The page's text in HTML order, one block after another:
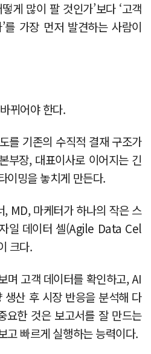
게 많이 팔 것인가’보다 ‘고객
를 가장 먼저 발견하는 사람이
뀌어야 한다.
를 기존의 수직적 결재 구조가
부장, 대표이사로 이어지는 긴
이밍을 놓치게 만든다.
, MD, 마케터가 하나의 작은 스
일 데이터 셀(Agile Data Cel
크다.
며 고객 데이터를 확인하고, AI
생산 후 시장 반응을 분석해 다
요한 것은 보고서를 잘 만드는
고 빠르게 실행하는 능력이다.